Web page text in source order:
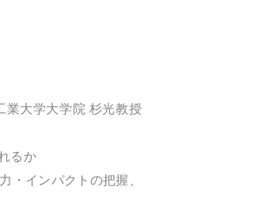
業大学大学院 杉光教授
るか
・インパクトの把握、